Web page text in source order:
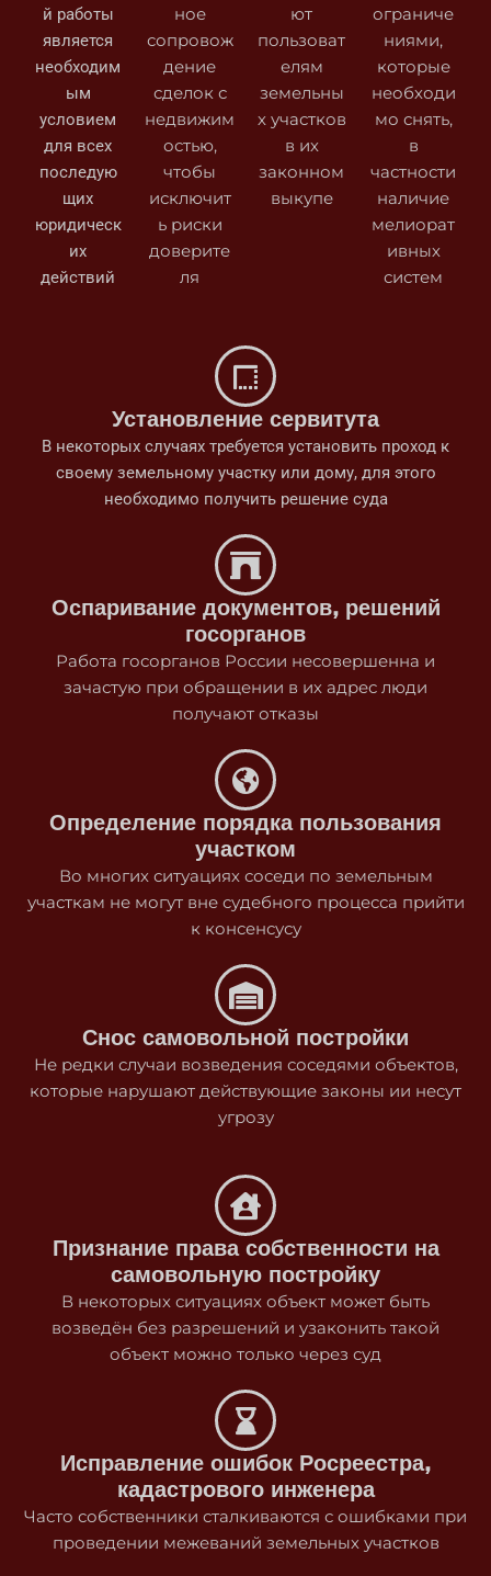
й работы
является
необходим
ым
условием
для всех
последую
щих
юридическ
их
действий
ное
сопровож
дение
сделок с
недвижим
остью,
чтобы
исключит
ь риски
доверите
ля
ют
пользоват
елям
земельны
х участков
в их
законном
выкупе
ограниче
ниями,
которые
необходи
мо снять,
в
частности
наличие
мелиорат
ивных
систем
Установление сервитута
В некоторых случаях требуется установить проход к
своему земельному участку или дому, для этого
необходимо получить решение суда
Оспаривание документов, решений
госорганов
Работа госорганов России несовершенна и
зачастую при обращении в их адрес люди
получают отказы
Определение порядка пользования
участком
Во многих ситуациях соседи по земельным
участкам не могут вне судебного процесса прийти
к консенсусу
Снос самовольной постройки
Не редки случаи возведения соседями объектов,
которые нарушают действующие законы ии несут
угрозу
Признание права собственности на
самовольную постройку
В некоторых ситуациях объект может быть
возведён без разрешений и узаконить такой
объект можно только через суд
Исправление ошибок Росреестра,
кадастрового инженера
Часто собственники сталкиваются с ошибками при
проведении межеваний земельных участков